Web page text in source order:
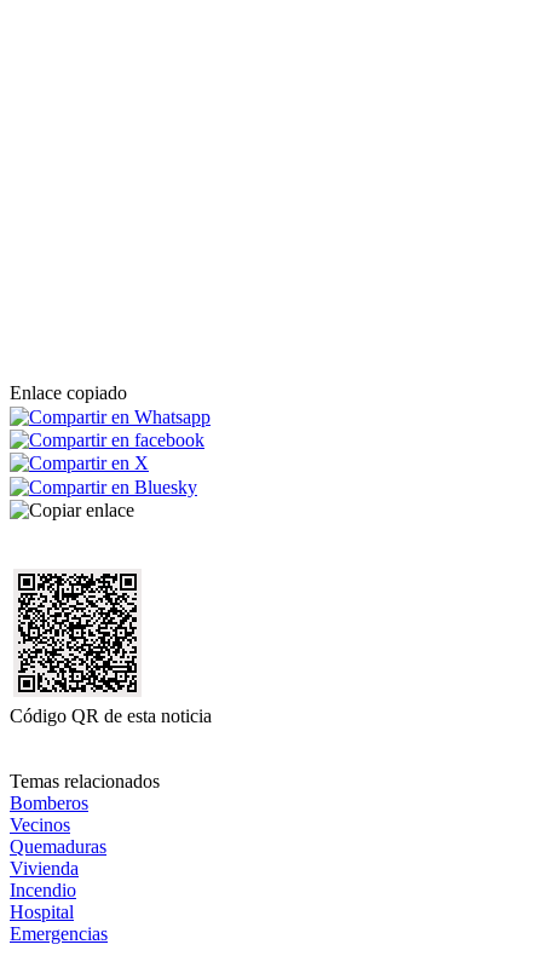
Enlace copiado
Código QR de esta noticia
Temas relacionados
Bomberos
Vecinos
Quemaduras
Vivienda
Incendio
Hospital
Emergencias